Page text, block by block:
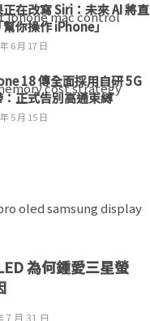
正在改寫 Siri：未來 AI 將直
幫你操作 iPhone」
6 月 17 日
18 傳全面採用自研 5G
正式告別高通束縛
5 月 15 日
為何鍾愛三星螢
7 月 31 日